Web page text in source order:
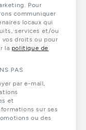
Pour
communiquer
locaux qui
services et/ou
vos droits ou pour
la politique de
PAS
par e-mail,
et
sur ses
ou des